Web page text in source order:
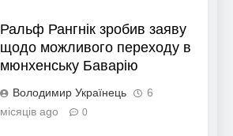
Ральф Рангнік зробив заяву
щодо можливого переходу в
мюнхенську Баварію
Володимир Українець
6
місяців ago
0